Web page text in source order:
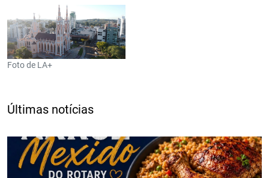
Foto de LA+
Últimas notícias